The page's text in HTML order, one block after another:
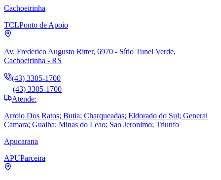
Cachoeirinha
TCLPonto de Apoio
Av. Frederico Augusto Ritter, 6970 - Sítio Tunel Verde,
Cachoeirinha - RS
(43) 3305-1700
(43) 3305-1700
Atende:
Arroio Dos Ratos; Butia; Charqueadas; Eldorado do Sul; General
Camara; Guaiba; Minas do Leao; Sao Jeronimo; Triunfo
Apucarana
APUParceira